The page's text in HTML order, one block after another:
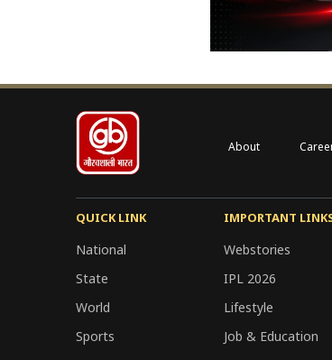
About
QUICK LINK
National
State
World
Sports
IMPORTANT
Webstories
IPL 2026
Lifestyle
Job & Education